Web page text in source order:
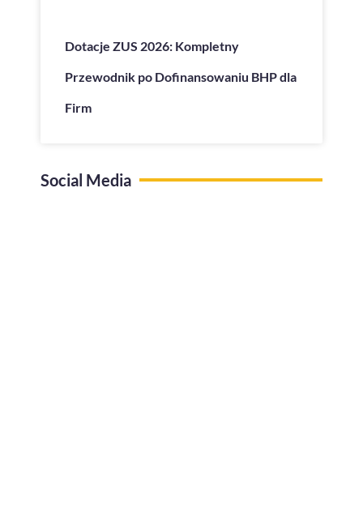
Dotacje ZUS 2026: Kompletny
Przewodnik po Dofinansowaniu BHP dla
Firm
Social Media